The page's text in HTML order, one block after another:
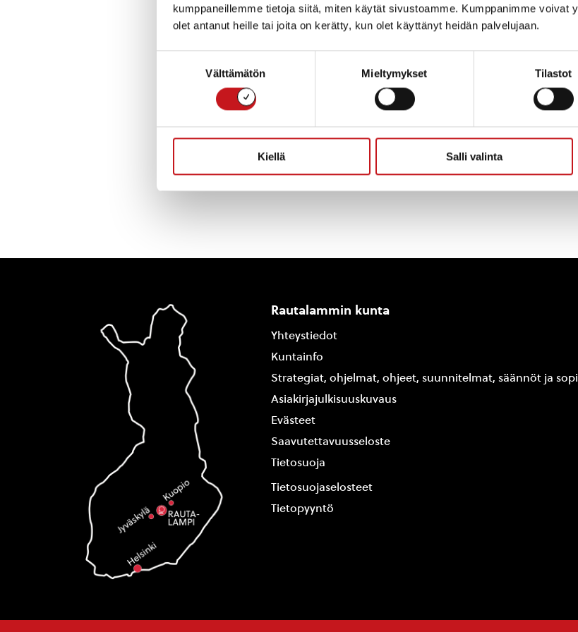
kumppaneillemme tietoja siitä, miten käytät sivustoamme. Kumppanimme voivat
olet antanut heille tai joita on kerätty, kun olet käyttänyt heidän palvelujaan.
Välttämätön Mieltymykset Tilastot
Kiellä Salli valinta
Pohjois-Savon elinkeino-, liikenne- ja ympäristökeskus (ELY-
asukkaita kirjaamaan havaintojaan Liimattalansalmen
JärviWikiin:
http://www.jarviwiki.fi/.
Lisätietoja Antti Tuppura, 0400 784570
« Uutishuone
Rautalammin kunta
Yhteystiedot
Kuntainfo
Strategiat, ohjelmat, ohjeet, suunnitelmat, säännöt ja
Asiakirjajulkisuuskuvaus
Evästeet
Saavutettavuusseloste
Tietosuoja
Tietosuojaselosteet
Tietopyyntö